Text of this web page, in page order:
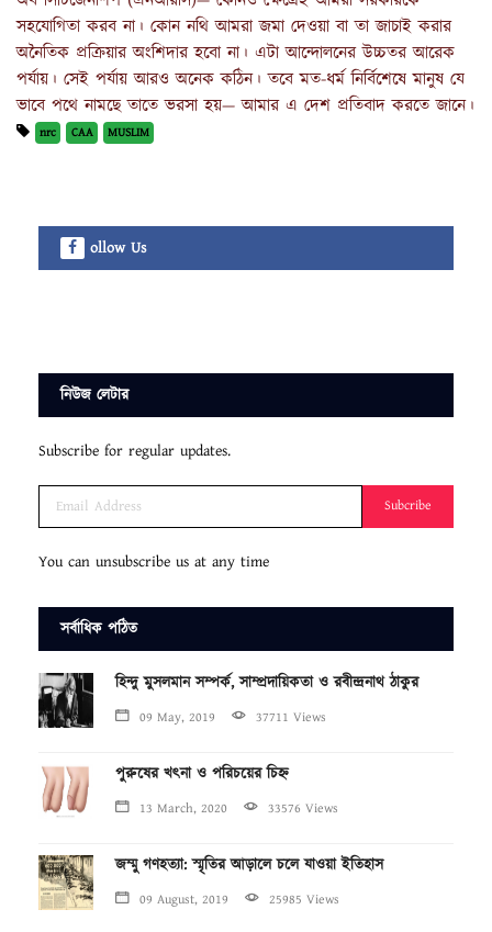
সহযোগিতা করব না। কোন নথি আমরা জমা দেওয়া বা তা জাচাই করার
অনৈতিক প্রক্রিয়ার অংশিদার হবো না। এটা আন্দোলনের উচ্চতর আরেক
পর্যায়। সেই পর্যায় আরও অনেক কঠিন। তবে মত-ধর্ম নির্বিশেষে মানুষ যে
ভাবে পথে নামছে তাতে ভরসা হয়— আমার এ দেশ প্রতিবাদ করতে জানে।
nrc CAA MUSLIM
ollow Us
নিউজ লেটার
Subscribe for regular updates.
Subcribe
You can unsubscribe us at any time
সর্বাধিক পঠিত
হিন্দু মুসলমান সম্পর্ক, সাম্প্রদায়িকতা ও রবীন্দ্রনাথ ঠাকুর
09 May, 2019 37711 Views
পুরুষের খৎনা ও পরিচয়ের চিহ্ন
13 March, 2020 33576 Views
জম্মু গণহত্যা: স্মৃতির আড়ালে চলে যাওয়া ইতিহাস
09 August, 2019 25985 Views